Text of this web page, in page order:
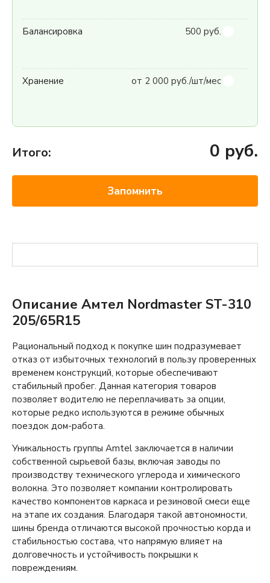
Балансировка 500 руб.
Хранение от 2 000 руб./шт/мес
Итого: 0 руб.
Запомнить
Описание Амтел Nordmaster ST-310
205/65R15
Рациональный подход к покупке шин подразумевает
отказ от избыточных технологий в пользу проверенных
временем конструкций, которые обеспечивают
стабильный пробег. Данная категория товаров
позволяет водителю не переплачивать за опции,
которые редко используются в режиме обычных
поездок дом-работа.
Уникальность группы Amtel заключается в наличии
собственной сырьевой базы, включая заводы по
производству технического углерода и химического
волокна. Это позволяет компании контролировать
качество компонентов каркаса и резиновой смеси еще
на этапе их создания. Благодаря такой автономности,
шины бренда отличаются высокой прочностью корда и
стабильностью состава, что напрямую влияет на
долговечность и устойчивость покрышки к
повреждениям.